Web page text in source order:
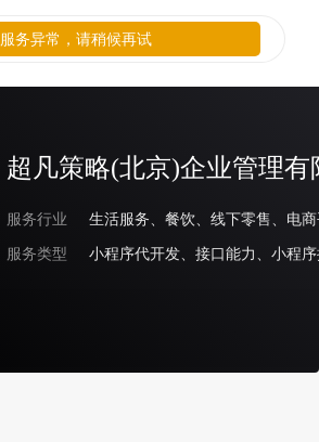
超凡策略(北京)企业管理有
服务行业
服务类型
服务异常，请稍候再试